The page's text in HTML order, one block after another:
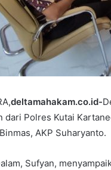
deltamahakam.co.id-
dari Polres Kutai
AKP Suharyanto.
Sufyan,